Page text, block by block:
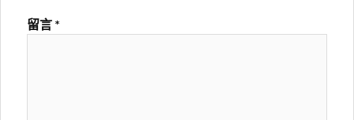
留言 *